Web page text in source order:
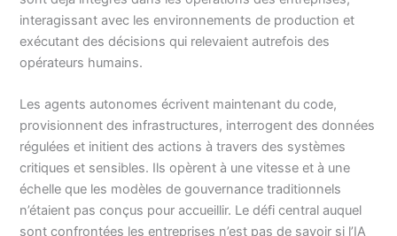
interagissant avec les environnements de production et
exécutant des décisions qui relevaient autrefois des
opérateurs humains.
Les agents autonomes écrivent maintenant du code,
provisionnent des infrastructures, interrogent des données
régulées et initient des actions à travers des systèmes
critiques et sensibles. Ils opèrent à une vitesse et à une
échelle que les modèles de gouvernance traditionnels
n’étaient pas conçus pour accueillir. Le défi central auquel
sont confrontées les entreprises n’est pas de savoir si l’IA